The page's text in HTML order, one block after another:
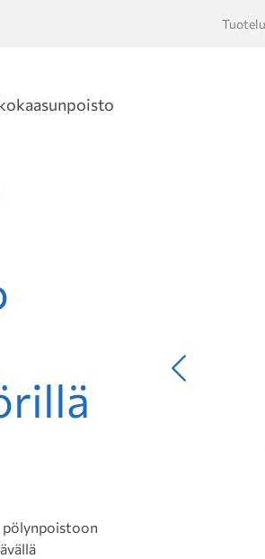
pölynpoistoon
Edellinen